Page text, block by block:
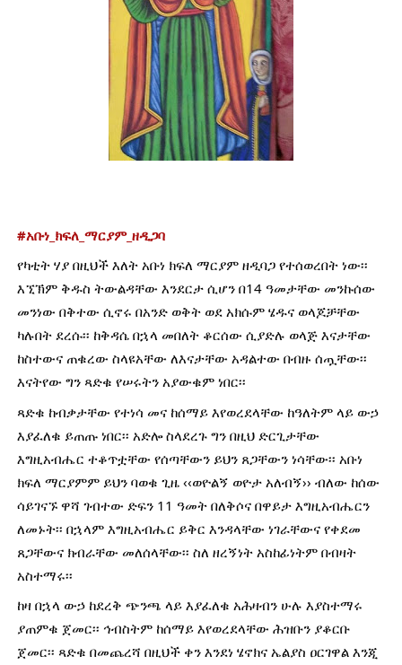
#አቡነ_ክፍለ_ማርያም_ዘዲጋባ
የካቲት ሃያ በዚህች እለት አቡነ ክፍለ ማርያም ዘዲባጋ የተሰወረበት ነው፡፡
እኚኽም ቅዱስ ትውልዳቸው እንደርታ ሲሆን በ14 ዓመታቸው መንኩሰው
መንነው በቅተው ሲኖሩ በአንድ ወቅት ወደ አክሱም ሄዱና ወላጆቻቸው
ካሉበት ደረሱ፡፡ ከቅዳሴ በኋላ መበለት ቆርሰው ሲያድሉ ወላጅ እናታቸው
ከስተውና ጠቁረው ስላዩአቸው ለእናታቸው አዳልተው በብዙ ሰጧቸው፡፡
እናትየው ግን ጻድቁ የሠሩትን አያውቁም ነበር፡፡
ጻድቁ ከብቃታቸው የተነሳ መና ከሰማይ እየወረደላቸው ከዓለትም ላይ ውኃ
እያፈለቁ ይጠጡ ነበር፡፡ አድሎ ስላደረጉ ግን በዚህ ድርጊታቸው
እግዚአብሔር ተቆጥቷቸው የሰጣቸውን ይህን ጸጋቸውን ነሳቸው፡፡ አቡነ
ክፍለ ማርያምም ይህን ባወቁ ጊዜ ‹‹ወዮልኝ ወዮታ አለብኝ›› ብለው ከሰው
ሳይገናኙ ዋሻ ገብተው ድፍን 11 ዓመት በለቅሶና በዋይታ እግዚአብሔርን
ለመኑት፡፡ በኋላም እግዚአብሔር ይቅር እንዳላቸው ነገራቸውና የቀደመ
ጸጋቸውና ክብራቸው መለሰላቸው፡፡ ስለ ዘረኝነት አስከፊነትም በብዛት
አስተማሩ፡፡
ከዛ በኋላ ውኃ ከደረቅ ጭንጫ ላይ እያፈለቁ አሕዛብን ሁሉ እያስተማሩ
ያጠምቁ ጀመር፡፡ ኅብስትም ከሰማይ እየወረደላቸው ሕዝቡን ያቆርቡ
ጀመር፡፡ ጻድቁ በመጨረሻ በዚህች ቀን እንደነ ሄኖክና ኤልያስ ዐርገዋል እንጂ